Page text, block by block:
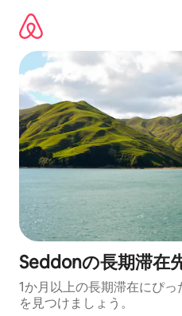
Seddonの長期滞在
1か月以上の長期滞在にぴ
を見つけましょう。